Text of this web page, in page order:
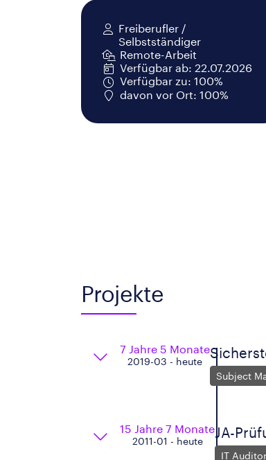
Freiberufler /
Selbstständiger
Remote-Arbeit
Verfügbar ab: 22.07.2026
Verfügbar zu: 100%
davon vor Ort: 100%
Projekte
7 Jahre 5 Monate
2019-03 - heute
Subject
15 Jahre 7 Monate
2011-01 - heute
JA-
IT Auditor